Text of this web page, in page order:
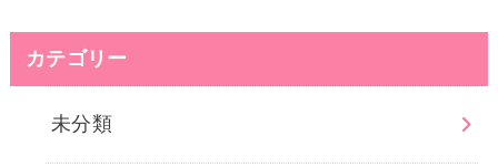
カテゴリー
未分類